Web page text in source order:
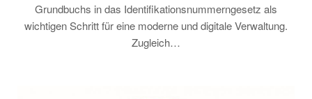
Grundbuchs in das Identifikationsnummerngesetz als
wichtigen Schritt für eine moderne und digitale Verwaltung.
Zugleich…